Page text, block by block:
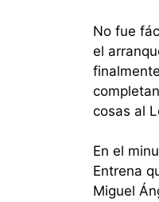
No fue
el
cosas al
En el
Entrena
Miguel